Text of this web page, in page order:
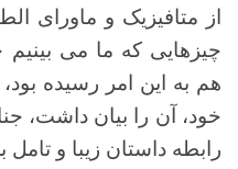
از متافیزیک و ماورای
چیزهایی که ما می
هم به این امر رسیده
خود، آن را بیان داشت،
رابطه داستان زیبا و